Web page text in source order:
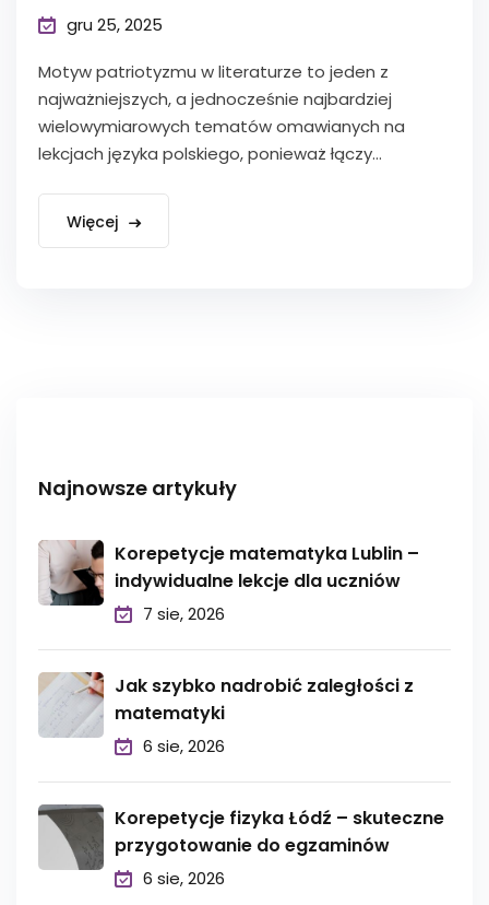
gru 25, 2025
Motyw patriotyzmu w literaturze to jeden z
najważniejszych, a jednocześnie najbardziej
wielowymiarowych tematów omawianych na
lekcjach języka polskiego, ponieważ łączy...
Więcej
Najnowsze artykuły
Korepetycje matematyka Lublin –
indywidualne lekcje dla uczniów
7 sie, 2026
Jak szybko nadrobić zaległości z
matematyki
6 sie, 2026
Korepetycje fizyka Łódź – skuteczne
przygotowanie do egzaminów
6 sie, 2026